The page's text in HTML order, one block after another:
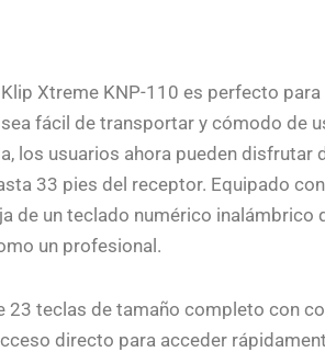
Xtreme KNP-110 es perfecto
fácil de transportar y cómodo de
los usuarios ahora pueden
33 pies del receptor. Equipado
de un teclado numérico
un profesional.
23 teclas de tamaño completo con
directo para acceder